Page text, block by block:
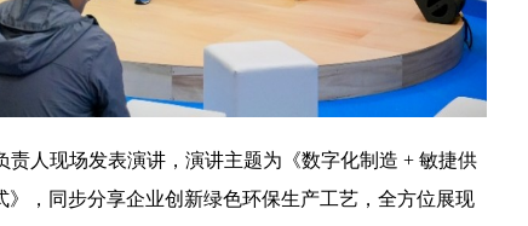
人现场发表演讲，演讲主题为《数字化制造 + 敏捷供
，同步分享企业创新绿色环保生产工艺，全方位展现